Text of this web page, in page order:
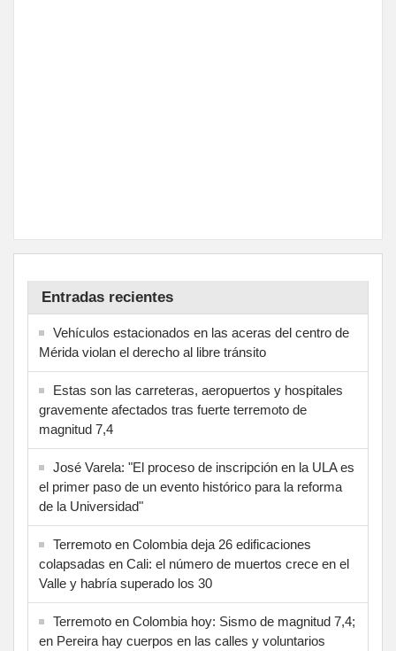
Entradas recientes
Vehículos estacionados en las aceras del centro de
Mérida violan el derecho al libre tránsito
Estas son las carreteras, aeropuertos y hospitales
gravemente afectados tras fuerte terremoto de
magnitud 7,4
José Varela: "El proceso de inscripción en la ULA es
el primer paso de un evento histórico para la reforma
de la Universidad"
Terremoto en Colombia deja 26 edificaciones
colapsadas en Cali: el número de muertos crece en el
Valle y habría superado los 30
Terremoto en Colombia hoy: Sismo de magnitud 7,4;
en Pereira hay cuerpos en las calles y voluntarios